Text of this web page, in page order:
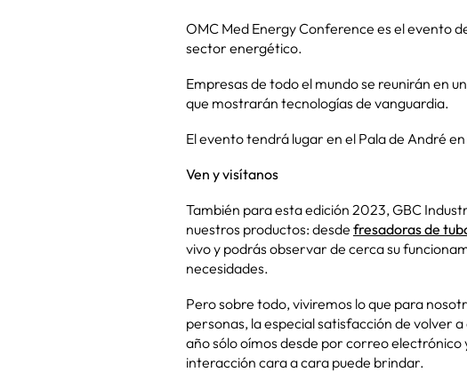
OMC Med Energy Conference es el evento
sector energético.
Empresas de todo el mundo se reunirán en
que mostrarán tecnologías de vanguardia.
El evento tendrá lugar en el Pala de André
Ven y visítanos
También para esta edición 2023, GBC
nuestros productos: desde fresadoras de
vivo y podrás observar de cerca su
necesidades.
Pero sobre todo, viviremos lo que para
personas, la especial satisfacción de volver
año sólo oímos desde por correo
interacción cara a cara puede brindar.